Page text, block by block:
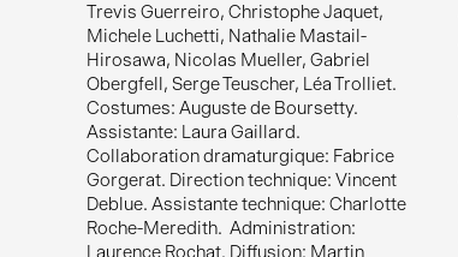
Trevis Guerreiro, Christophe Jaquet,
Michele Luchetti, Nathalie Mastail-
Hirosawa, Nicolas Mueller, Gabriel
Obergfell, Serge Teuscher, Léa Trolliet.
Costumes: Auguste de Boursetty.
Assistante: Laura Gaillard.
Collaboration dramaturgique: Fabrice
Gorgerat. Direction technique: Vincent
Deblue. Assistante technique: Charlotte
Roche-Meredith. Administration:
Laurence Rochat. Diffusion: Martin